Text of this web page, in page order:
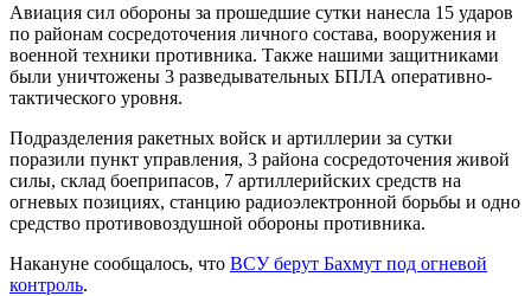
Авиация сил обороны за прошедшие сутки нанесла 15 ударов
по районам сосредоточения личного состава, вооружения и
военной техники противника. Также нашими защитниками
были уничтожены 3 разведывательных БПЛА оперативно-
тактического уровня.
Подразделения ракетных войск и артиллерии за сутки
поразили пункт управления, 3 района сосредоточения живой
силы, склад боеприпасов, 7 артиллерийских средств на
огневых позициях, станцию радиоэлектронной борьбы и одно
средство противовоздушной обороны противника.
Накануне сообщалось, что ВСУ берут Бахмут под огневой
контроль.